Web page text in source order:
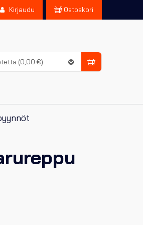
Kirjaudu Ostoskori
(0,00 €)